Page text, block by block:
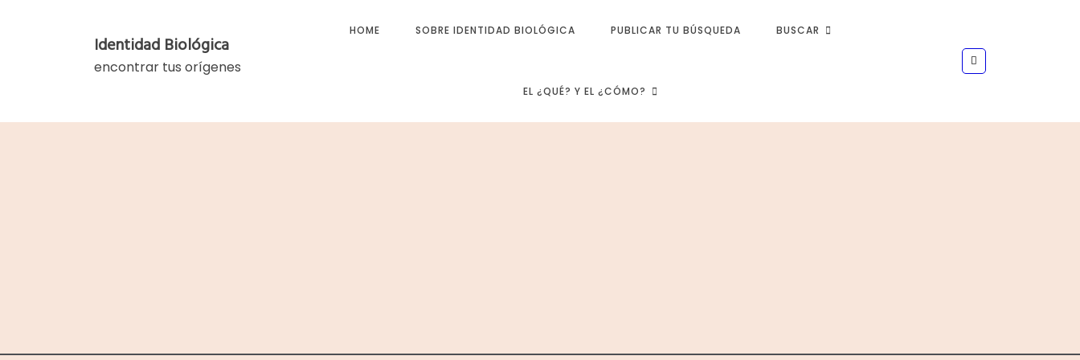
Identidad Biológica
encontrar tus orígenes
HOME SOBRE IDENTIDAD BIOLÓGICA PUBLICAR TU BÚSQUEDA BUSCAR
EL ¿QUÉ? Y EL ¿CÓMO?